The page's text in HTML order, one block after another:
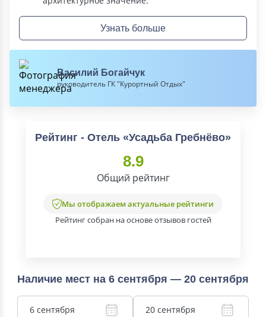
Василий Богайчук
руководитель ГК "Курортный Отдых"
Узнать больше
Рейтинг - Отель «Усадьба Гребнёво»
8.9
Общий рейтинг
Мы отображаем актуальные рейтинги
Рейтинг собран на основе отзывов гостей
Наличие мест на 6 сентября — 20 сентября
6 сентября 20 сентября